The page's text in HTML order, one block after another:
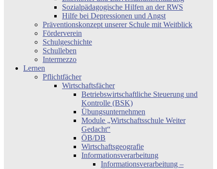
Sozialpädagogische Hilfen an der RWS
Hilfe bei Depressionen und Angst
Präventionskonzept unserer Schule mit Weitblick
Förderverein
Schulgeschichte
Schulleben
Intermezzo
Lernen
Pflichtfächer
Wirtschaftsfächer
Betriebswirtschaftliche Steuerung und
Kontrolle (BSK)
Übungsunternehmen
Module „Wirtschaftsschule Weiter
Gedacht“
ÖB/DB
Wirtschaftsgeografie
Informationsverarbeitung
Informationsverarbeitung –